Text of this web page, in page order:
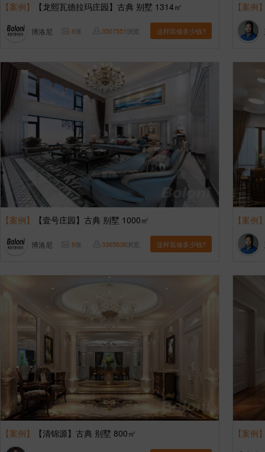
【案例】 【龙熙瓦德拉玛庄园】古典 别墅 1314㎡
博洛尼 6张 3507551浏览 这样装修多少钱?
【案例
【案例】 【壹号庄园】古典 别墅 1000㎡
博洛尼 8张 3365838浏览 这样装修多少钱?
【案例
【案例】 【清锦源】古典 别墅 800㎡ 【案例